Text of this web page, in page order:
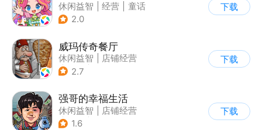
休闲益智 经营
童话
| 捏脸
2.0
下载
威玛传奇餐厅
休闲益智
店铺经营
| 美食
2.7
下载
强哥的幸福生活
休闲益智
店铺经营
| 卡通
1.6
下载